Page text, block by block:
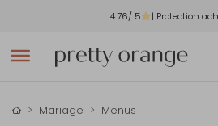
4.76/ 5 | Protection
Mariage Menus